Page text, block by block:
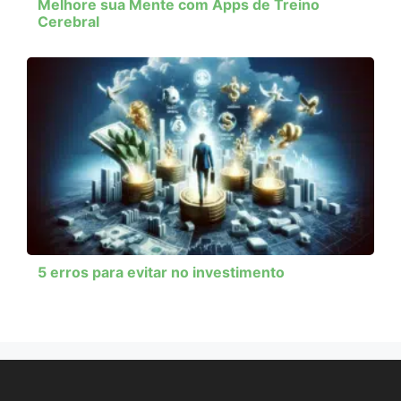
Melhore sua Mente com Apps de Treino
Cerebral
5 erros para evitar no investimento